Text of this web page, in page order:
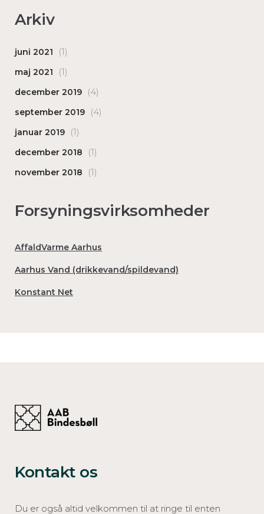
Arkiv
juni 2021 (1)
maj 2021 (1)
december 2019 (4)
september 2019 (4)
januar 2019 (1)
december 2018 (1)
november 2018 (1)
Forsyningsvirksomheder
AffaldVarme Aarhus
Aarhus Vand (drikkevand/spildevand)
Konstant Net
Kontakt os
Du er også altid velkommen til at ringe til enten